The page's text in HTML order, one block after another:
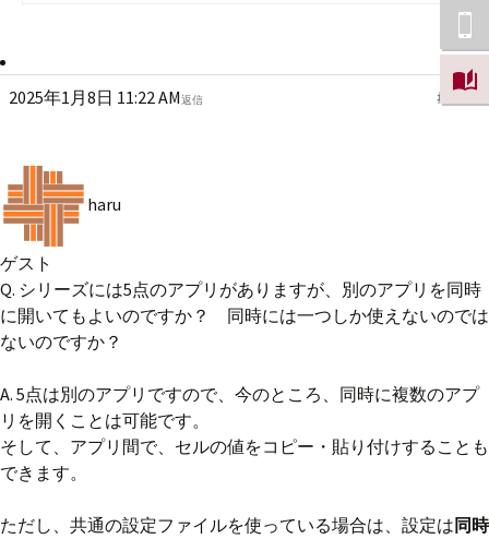
2025年1月8日 11:22 AM #7340
返信
haru
ゲスト
Q. シリーズには5点のアプリがありますが、別のアプリを同時
に開いてもよいのですか？ 同時には一つしか使えないのでは
ないのですか？
A. 5点は別のアプリですので、今のところ、同時に複数のアプ
リを開くことは可能です。
そして、アプリ間で、セルの値をコピー・貼り付けすることも
できます。
ただし、共通の設定ファイルを使っている場合は、設定は 同時